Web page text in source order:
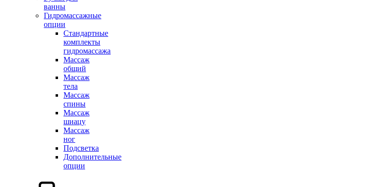
ванны
Гидромассажные
опции
Стандартные
комплекты
гидромассажа
Массаж
общий
Массаж
тела
Массаж
спины
Массаж
шиацу
Массаж
ног
Подсветка
Дополнительные
опции